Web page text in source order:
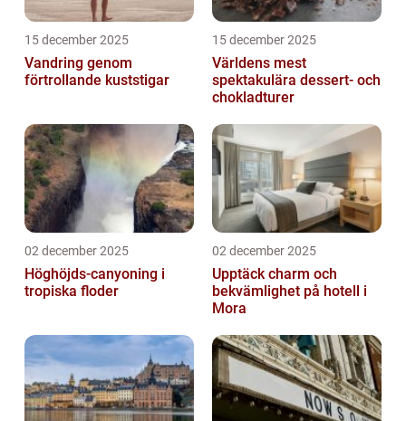
15 december 2025
Vandring genom
förtrollande kuststigar
15 december 2025
Världens mest
spektakulära dessert- och
chokladturer
02 december 2025
Höghöjds-canyoning i
tropiska floder
02 december 2025
Upptäck charm och
bekvämlighet på hotell i
Mora